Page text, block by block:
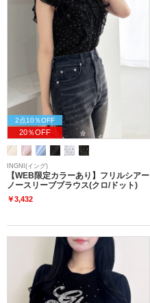
2点10％OFF
20％OFF
INGNI(イング)
【WEB限定カラーあり】フリルシアー
ノースリーブブラウス(クロ/ドット)
￥3,432